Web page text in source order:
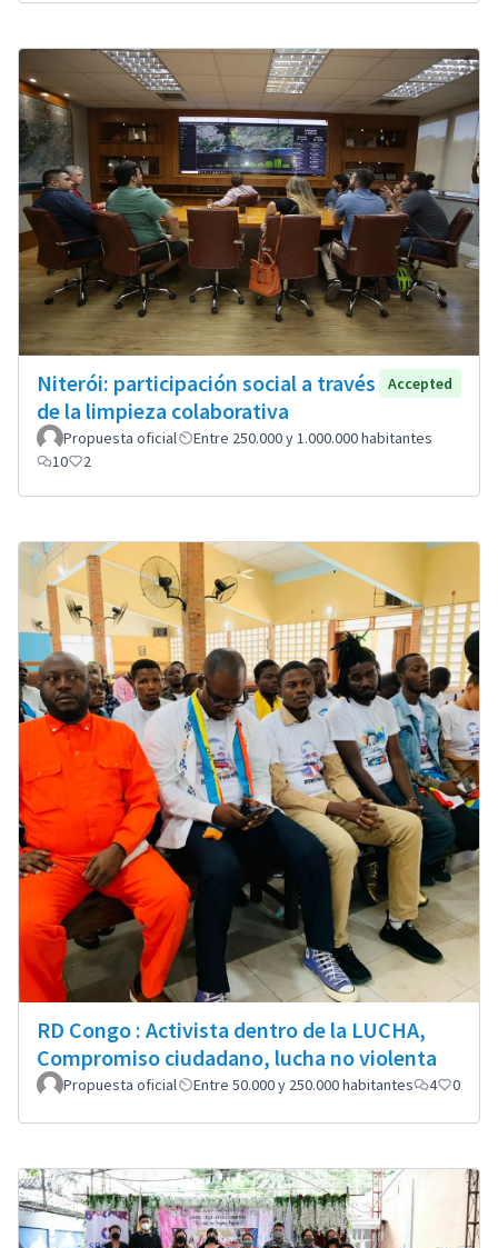
Niterói: participación social a través
de la limpieza colaborativa
Accepted
Propuesta oficial
Entre 250.000 y 1.000.000 habitantes
10
2
RD Congo : Activista dentro de la LUCHA,
Compromiso ciudadano, lucha no violenta
Propuesta oficial Entre 50.000 y 250.000 habitantes 4 0